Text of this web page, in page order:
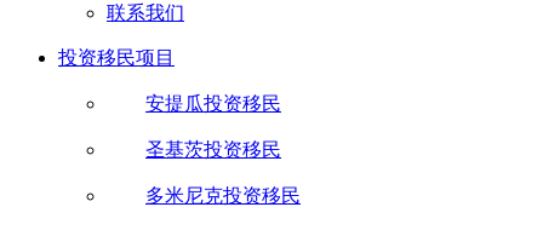
联系我们
投资移民项目
安提瓜投资移民
圣基茨投资移民
多米尼克投资移民